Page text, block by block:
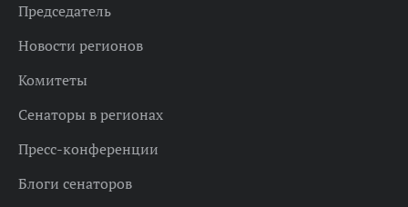
Председатель
Новости регионов
Комитеты
Сенаторы в регионах
Пресс-конференции
Блоги сенаторов